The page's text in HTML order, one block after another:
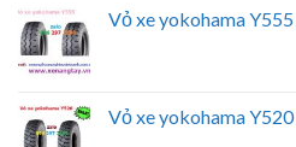
Vỏ xe yokohama Y555
Vỏ xe yokohama Y520